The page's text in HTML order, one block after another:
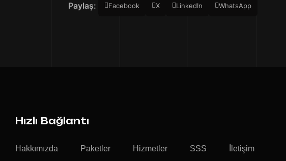
Paylaş: Facebook X LinkedIn WhatsApp
Hızlı Bağlantı
Hakkımızda Paketler Hizmetler SSS İletişim